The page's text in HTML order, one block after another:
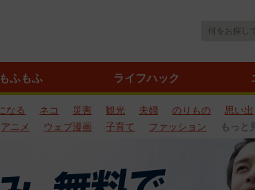
もふもふ ライフハック
なる ネコ 災害 観光 夫婦 のりもの 思い出
アニメ ウェブ漫画 子育て ファッション もっと